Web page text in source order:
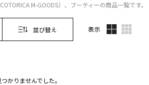
M-GOODS）、ブーティーの商品一覧です。
並び替え 表示
かりませんでした。